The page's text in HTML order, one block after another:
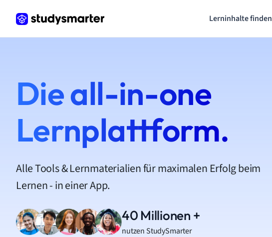
Lerninhalte finden
Die all-in-one
Lernplattform.
Alle Tools & Lernmaterialien für maximalen Erfolg beim
Lernen - in einer App.
40 Millionen +
nutzen StudySmarter